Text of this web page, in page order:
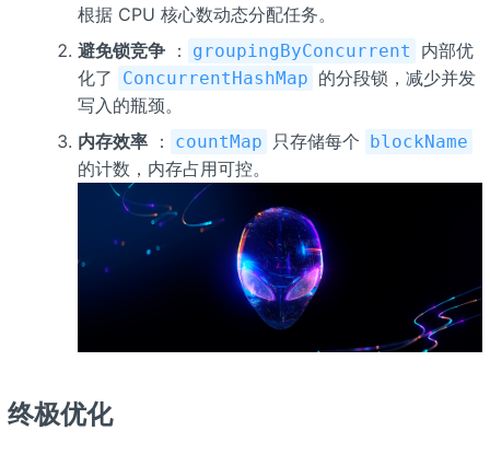
根据 CPU 核心数动态分配任务。
避免锁竞争： groupingByConcurrent
内部优
化了
ConcurrentHashMap 的分段锁，减少并发
写入的瓶颈。
内存效率： countMap 只存储每个 blockName
的计数，内存占用可控。
终极优化